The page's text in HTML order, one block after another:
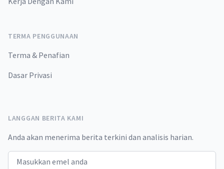
TERMA PENGGUNAAN
Terma & Penafian
Dasar Privasi
LANGGAN BERITA KAMI
Anda akan menerima berita terkini dan analisis harian.
Email address